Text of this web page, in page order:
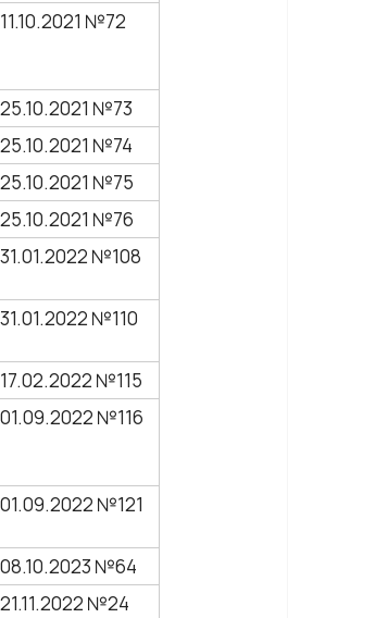
11.10.2021 №72
25.10.2021 №73
25.10.2021 №74
25.10.2021 №75
25.10.2021 №76
31.01.2022 №108
31.01.2022 №110
17.02.2022 №115
01.09.2022 №116
01.09.2022 №121
08.10.2023 №64
21.11.2022 №24